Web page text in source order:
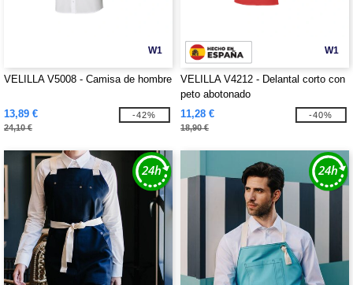
W1
VELILLA V5008 - Camisa de hombre
13,89 €
24,10 €
-42%
W1
VELILLA V4212 - Delantal corto con
peto abotonado
11,28 €
18,90 €
-40%